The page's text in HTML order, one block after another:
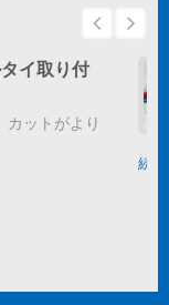
イ取り付
カットがより
続